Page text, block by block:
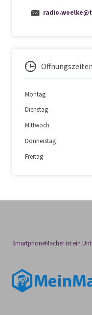
Öffnungszeiten
Montag
Dienstag
Mittwoch
Donnerstag
Freitag
SmartphoneMacher ist ein